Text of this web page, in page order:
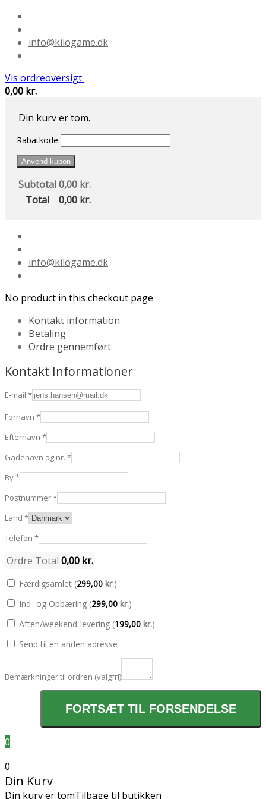
info@kilogame.dk
Vis ordreoversigt
0,00 kr.
Din kurv er tom.
Rabatkode
Anvend kupon
Subtotal0,00 kr.
Total
0,00 kr.
info@kilogame.dk
No product in this checkout page
Kontakt information
Betaling
Ordre gennemført
Kontakt Informationer
E-mail *
Fornavn *
Efternavn *
Gadenavn og nr. *
By*
Postnummer*
Land *
Telefon *
Ordre Total 0,00 kr.
Færdigsamlet (299,00 kr.)
Ind- og Opbæring (299,00 kr.)
Aften/weekend-levering (199,00 kr.)
Send til en anden adresse
Bemærkninger til ordren (valgfri)
FORTSÆT TIL FORSENDELSE
0
0
Din Kurv
Din kurv er tomTilbage til butikken